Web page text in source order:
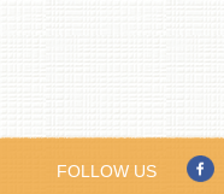
FOLLOW US